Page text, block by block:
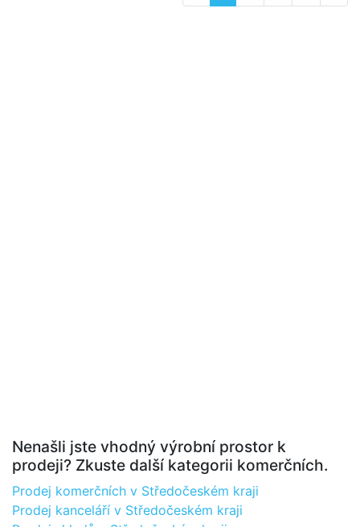
Nenašli jste vhodný výrobní prostor k
prodeji? Zkuste další kategorii komerčních.
Prodej komerčních v Středočeském kraji
Prodej kanceláří v Středočeském kraji